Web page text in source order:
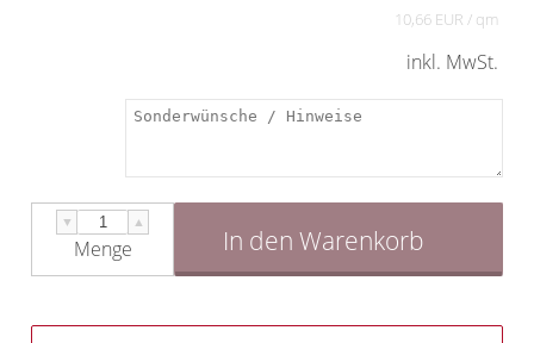
10,66 EUR / qm
inkl. MwSt.
▼ ▲
Menge In den Warenkorb